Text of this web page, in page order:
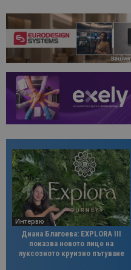
Интервю
Диана Благоева: EXPLORA III
показва новото лице на
луксозното круизно пътуване